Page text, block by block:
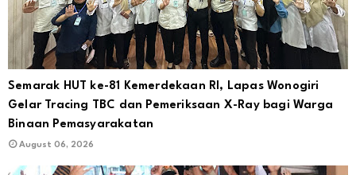
Semarak HUT ke-81 Kemerdekaan RI, Lapas Wonogiri
Gelar Tracing TBC dan Pemeriksaan X-Ray bagi Warga
Binaan Pemasyarakatan
August 06, 2026